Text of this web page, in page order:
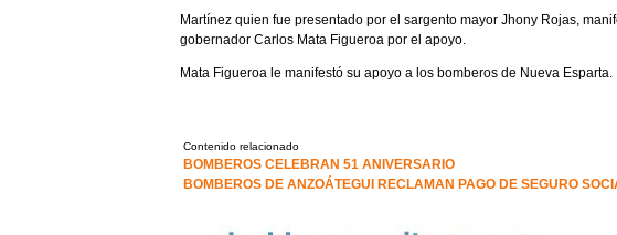
Martínez quien fue presentado por el sargento mayor Jhony Rojas,
gobernador Carlos Mata Figueroa por el apoyo.
Mata Figueroa le manifestó su apoyo a los bomberos de Nueva Esparta.
Contenido relacionado
BOMBEROS CELEBRAN 51 ANIVERSARIO
BOMBEROS DE ANZOÁTEGUI RECLAMAN PAGO DE SEGURO